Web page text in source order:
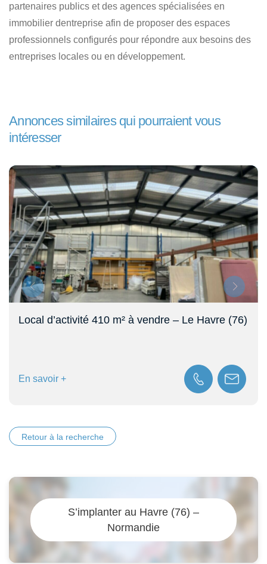
partenaires publics et des agences spécialisées en
immobilier dentreprise afin de proposer des espaces
professionnels configurés pour répondre aux besoins des
entreprises locales ou en développement.
Annonces similaires qui pourraient vous
intéresser
Local d’activité 410 m² à vendre – Le Havre (76)
En savoir +
Retour à la recherche
S’implanter au Havre (76) –
Normandie